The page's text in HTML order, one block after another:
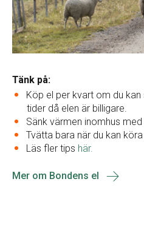
Tänk på:
Köp el per kvart om du kan
tider då elen är billigare.
Sänk värmen inomhus
Tvätta bara när du kan
Läs fler tips här.
Mer om Bondens el